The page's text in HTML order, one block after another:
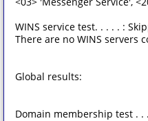
WINS service test. . . . . :
There are no WINS servers
Global results:
Domain membership test . .